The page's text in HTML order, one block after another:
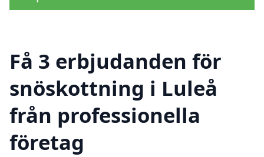
Få 3 erbjudanden för
snöskottning i Luleå
från professionella
företag